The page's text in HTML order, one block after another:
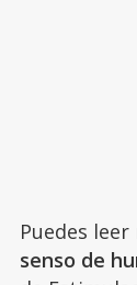
Puedes
senso de